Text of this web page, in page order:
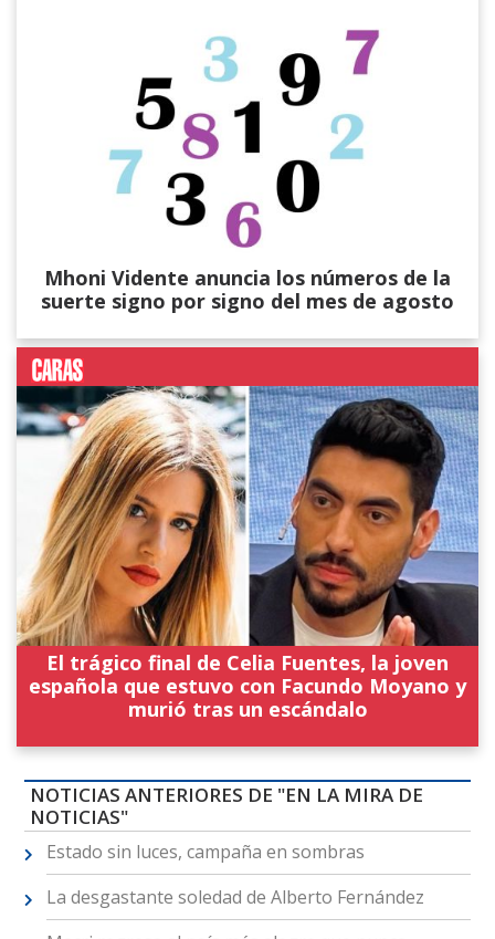
Mhoni Vidente anuncia los números de la
suerte signo por signo del mes de agosto
El trágico final de Celia Fuentes, la joven
española que estuvo con Facundo Moyano y
murió tras un escándalo
NOTICIAS ANTERIORES DE "EN LA MIRA DE
NOTICIAS"
Estado sin luces, campaña en sombras
La desgastante soledad de Alberto Fernández